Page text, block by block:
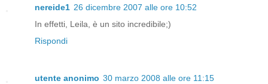
nereide1 26 dicembre 2007 alle ore 10:52
In effetti, Leila, è un sito incredibile;)
Rispondi
utente anonimo 30 marzo 2008 alle ore 11:15